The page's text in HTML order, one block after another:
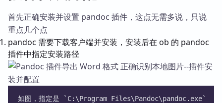
首先正确安装并设置 pandoc 插件，这点无需多说，只说
重点几个点
pandoc 需要下载客户端并安装，安装后在 ob 的 pandoc
插件中指定安装路径
如图，指定是 `C:\Program Files\Pandoc\pandoc.exe`